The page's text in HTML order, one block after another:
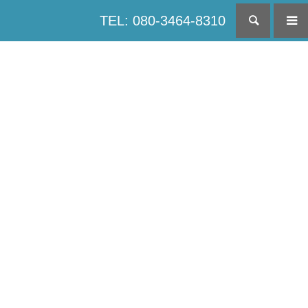
TEL: 080-3464-8310 検索